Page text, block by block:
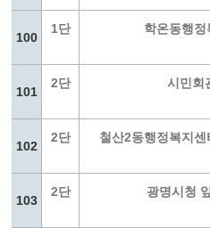
100
1단 학온동행정
101
2단 시민회
102
2단 철산2동행정복지
103
2단 광명시청